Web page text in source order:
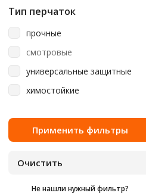
светло-зеленый
синий
стальной
фиолетовый
черный
резина
Тип перчаток
прочные
смотровые
универсальные защитные
химостойкие
Не нашли нужный фильтр?